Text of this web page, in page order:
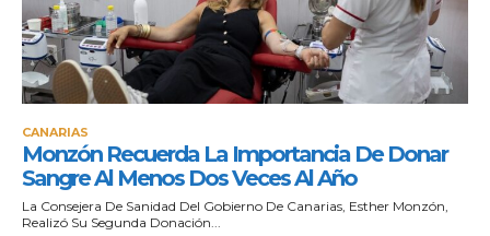
CANARIAS
Monzón Recuerda La Importancia De Donar
Sangre Al Menos Dos Veces Al Año
La Consejera De Sanidad Del Gobierno De Canarias, Esther Monzón,
Realizó Su Segunda Donación...